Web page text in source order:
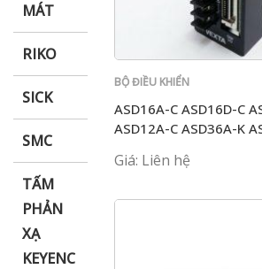
MÁT
RIKO
SICK
SMC
TẤM
PHẢN
XẠ
KEYENC
BỘ ĐIỀU KHIỂN
ASD16A-C ASD16D-C
ASD12A-C ASD36A-K
Giá: Liên hệ